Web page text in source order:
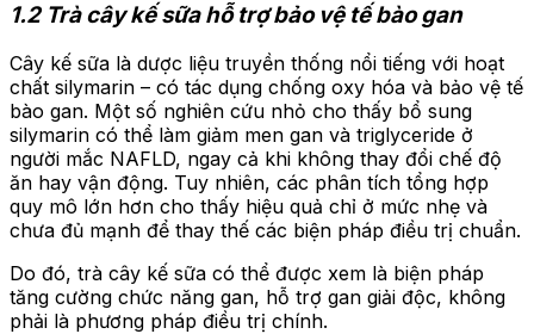
1.2 Trà cây kế sữa hỗ trợ bảo vệ tế bào gan
Cây kế sữa là dược liệu truyền thống nổi tiếng với hoạt
chất silymarin – có tác dụng chống oxy hóa và bảo vệ tế
bào gan. Một số nghiên cứu nhỏ cho thấy bổ sung
silymarin có thể làm giảm men gan và triglyceride ở
người mắc NAFLD, ngay cả khi không thay đổi chế độ
ăn hay vận động. Tuy nhiên, các phân tích tổng hợp
quy mô lớn hơn cho thấy hiệu quả chỉ ở mức nhẹ và
chưa đủ mạnh để thay thế các biện pháp điều trị chuẩn.
Do đó, trà cây kế sữa có thể được xem là biện pháp
tăng cường chức năng gan, hỗ trợ gan giải độc, không
phải là phương pháp điều trị chính.